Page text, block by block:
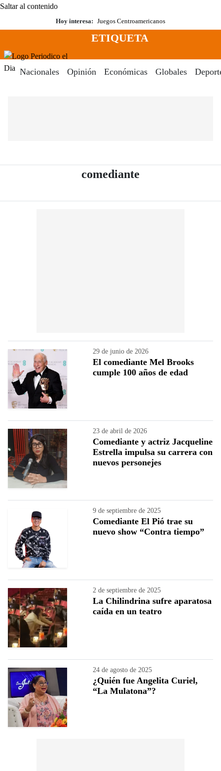
Saltar al contenido
Hoy interesa: Juegos Centroamericanos
Menú
ETIQUETA
Nacionales Opinión Económicas Globales
comediante
29 de junio de 2026
El comediante Mel Brooks
cumple 100 años de edad
23 de abril de 2026
Comediante y actriz Jacqueline
Estrella impulsa su carrera con
nuevos personejes
9 de septiembre de 2025
Comediante El Pió trae su
nuevo show “Contra tiempo”
2 de septiembre de 2025
La Chilindrina sufre aparatosa
caída en un teatro
24 de agosto de 2025
¿Quién fue Angelita Curiel,
“La Mulatona”?